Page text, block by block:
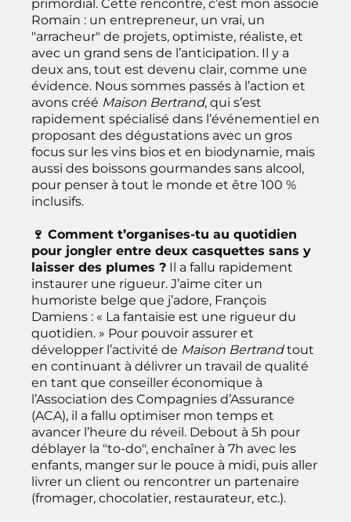
primordial. Cette rencontre, c’est mon associé
Romain : un entrepreneur, un vrai, un
"arracheur" de projets, optimiste, réaliste, et
avec un grand sens de l’anticipation. Il y a
deux ans, tout est devenu clair, comme une
évidence. Nous sommes passés à l’action et
avons créé Maison Bertrand, qui s’est
rapidement spécialisé dans l’événementiel en
proposant des dégustations avec un gros
focus sur les vins bios et en biodynamie, mais
aussi des boissons gourmandes sans alcool,
pour penser à tout le monde et être 100 %
inclusifs.
🍷 Comment t’organises-tu au quotidien
pour jongler entre deux casquettes sans y
laisser des plumes ? Il a fallu rapidement
instaurer une rigueur. J’aime citer un
humoriste belge que j’adore, François
Damiens : « La fantaisie est une rigueur du
quotidien. » Pour pouvoir assurer et
développer l’activité de Maison Bertrandtout
en continuant à délivrer un travail de qualité
en tant que conseiller économique à
l’Association des Compagnies d’Assurance
(ACA), il a fallu optimiser mon temps et
avancer l’heure du réveil. Debout à 5h pour
déblayer la "to-do", enchaîner à 7h avec les
enfants, manger sur le pouce à midi, puis aller
livrer un client ou rencontrer un partenaire
(fromager, chocolatier, restaurateur, etc.).